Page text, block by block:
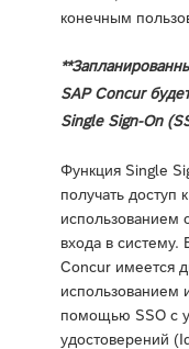
конечным
SAP Concur
Single Sign-On
Функция Single
получать доступ
использованием
входа в
Concur имеется
использованием
помощью SSO с
удостоверений